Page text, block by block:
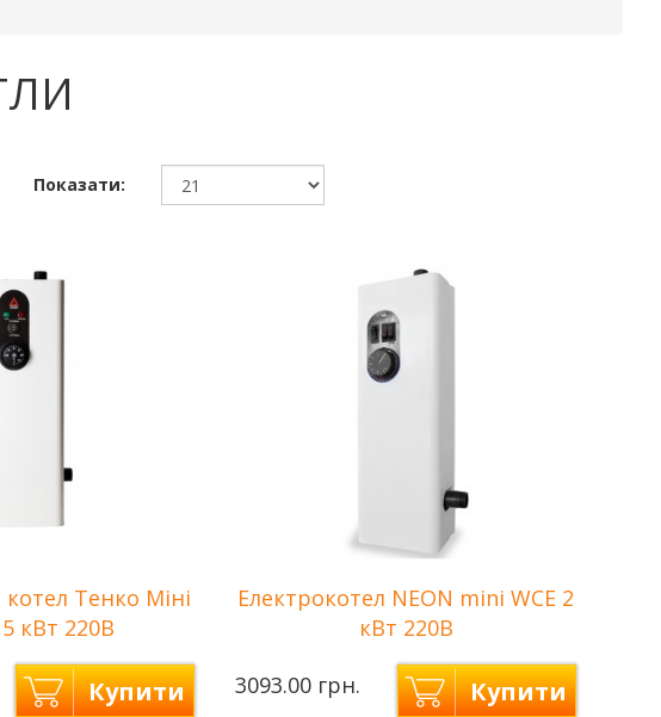
Показати:
Тенко Міні
кВт 220В
Купити
Електрокотел NEON mini WCE 2
кВт 220В
3093.00 грн.
Купити